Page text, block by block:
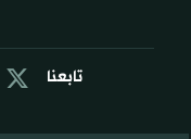
تابعنا